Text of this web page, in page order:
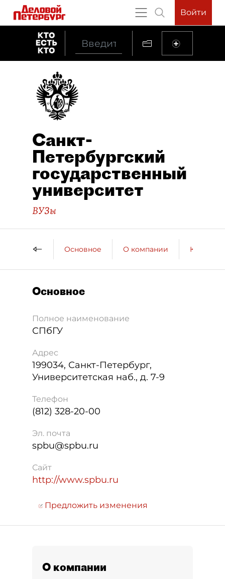
Войти
Санкт-
Петербургский
государственный
университет
ВУЗы
Основное О компании
Основное
Полное наименование
СПбГУ
Адрес
199034, Санкт-Петербург,
Университетская наб., д. 7-9
Телефон
(812) 328-20-00
Эл. почта
spbu@spbu.ru
Сайт
http://www.spbu.ru
Предложить изменения
О компании